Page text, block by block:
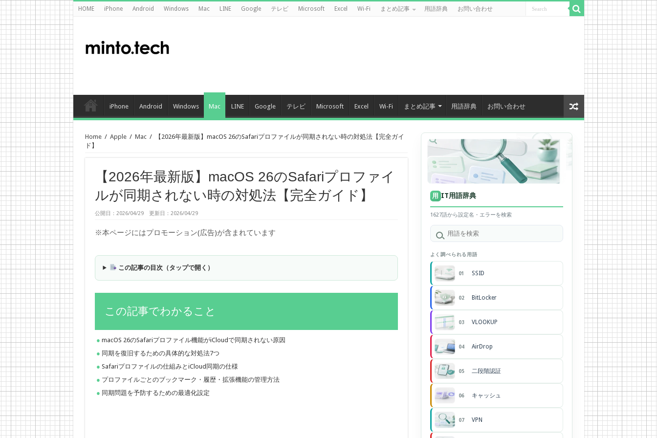
HOME iPhone Android Windows Mac LINE Google テレビ Microsoft Excel Wi-Fi まとめ記事 用語辞典 お問い合わせ
iPhone Android Windows Mac LINE Google テレビ Microsoft Excel Wi-Fi まとめ記事 用語辞典 お問い合わせ
Home / Apple / Mac /
【2026年最新版】macOS 26のSafariプロファイルが同期されない時の対処法【完全ガイ
ド】
【2026年最新版】macOS 26のSafariプロファイ
ルが同期されない時の対処法【完全ガイド】
公開日：2026/04/29 更新日：2026/04/29
※本ページにはプロモーション(広告)が含まれています
この記事の目次（タップで開く）
この記事でわかること
macOS 26のSafariプロファイル機能がiCloudで同期されない原因
同期を復旧するための具体的な対処法7つ
Safariプロファイルの仕組みとiCloud同期の仕様
プロファイルごとのブックマーク・履歴・拡張機能の管理方法
同期問題を予防するための最適化設定
用 IT用語辞典
1627語から設定名・エラーを検索
よく調べられる用語
01 SSID
02 BitLocker
03 VLOOKUP
04 AirDrop
05 二段階認証
06 キャッシュ
07 VPN